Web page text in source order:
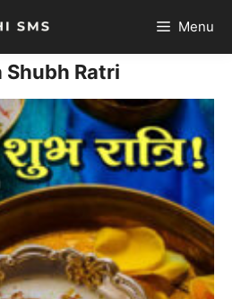
Menu
Shubh Ratri